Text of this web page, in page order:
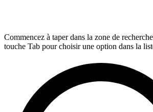
Commencez à taper dans la zone de
touche Tab pour choisir une option dans la